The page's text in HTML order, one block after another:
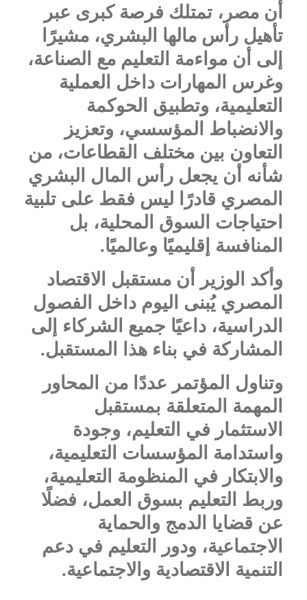
أن مصر، تمتلك فرصة كبرى عبر
تأهيل رأس مالها البشري، مشيرًا
إلى أن مواءمة التعليم مع الصناعة،
وغرس المهارات داخل العملية
التعليمية، وتطبيق الحوكمة
والانضباط المؤسسي، وتعزيز
التعاون بين مختلف القطاعات، من
شأنه أن يجعل رأس المال البشري
المصري قادرًا ليس فقط على تلبية
احتياجات السوق المحلية، بل
المنافسة إقليميًا وعالميًا.
وأكد الوزير أن مستقبل الاقتصاد
المصري يُبنى اليوم داخل الفصول
الدراسية، داعيًا جميع الشركاء إلى
المشاركة في بناء هذا المستقبل.
وتناول المؤتمر عددًا من المحاور
المهمة المتعلقة بمستقبل
الاستثمار في التعليم، وجودة
واستدامة المؤسسات التعليمية،
والابتكار في المنظومة التعليمية،
وربط التعليم بسوق العمل، فضلًا
عن قضايا الدمج والحماية
الاجتماعية، ودور التعليم في دعم
التنمية الاقتصادية والاجتماعية.